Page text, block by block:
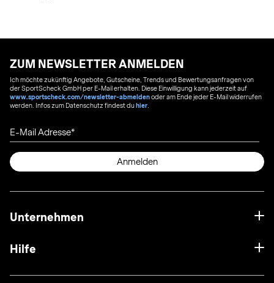
ZUM NEWSLETTER ANMELDEN
Ich möchte zukünftig Angebote, Gutscheine, Trends und Bewertungsanfragen von
der SportScheck GmbH per E-Mail erhalten. Diese Einwilligung kann jederzeit auf
www.sportscheck.com/newsletter-abmeldenoder am Ende jeder E-Mail widerrufen
werden. Infos zum Datenschutz findest duhier
E-Mail Adresse
Anmelden
Unternehmen
Hilfe